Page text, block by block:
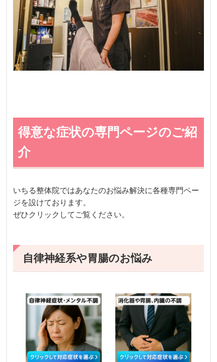
得意な症状の専門ページのご紹
介
いちる整体院ではあなたのお悩み解決に各種専門ペー
ジを設けております。
ぜひクリックしてご覧ください。
自律神経系や胃腸のお悩み